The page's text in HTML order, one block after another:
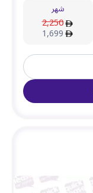
شهر
2,250
1,699